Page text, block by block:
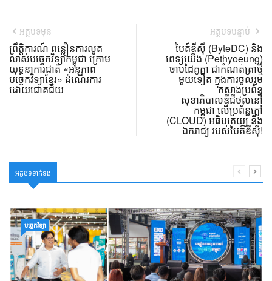
អត្ថបទមុន
ព្រឹត្តិការណ៍ ពន្លឿនការលូត
លាស់បច្ចេកវិទ្យាកម្ពុជា ក្រោម
យុទ្ធនាការជាតិ «អនុភាព
បច្ចេកវិទ្យាខ្មែរ» ដំណើរការ
ដោយជោគជ័យ
អត្ថបទបន្ទាប់
បៃត៍ឌីស៊ី (ByteDC) និង
ពេទ្យយើង (Pethyoeung)
ចាប់ដៃគូគ្នា ជាកំណត់ត្រាថ្មី
មួយទៀត ក្នុងការចូលរួម
កសាងប្រព័ន្ធ
សុខាភិបាលឌីជីថល​នៅ
កម្ពុជា លើប្រព័ន្ធក្លៅ
(CLOUD) អធិបតេយ្យ និង
ឯករាជ្យ របស់បៃត៍ឌីស៊ី!
អត្ថបទទាក់ទង
បច្ចេកវិទ្យា